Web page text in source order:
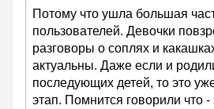
Потому что ушла большая
пользователей. Девочки
разговоры о соплях и
актуальны. Даже если и
последующих детей, то это
этап. Помнится говорили что